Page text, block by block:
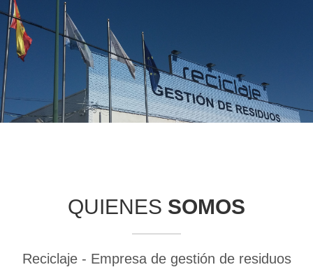
QUIENES SOMOS
Reciclaje - Empresa de gestión de residuos